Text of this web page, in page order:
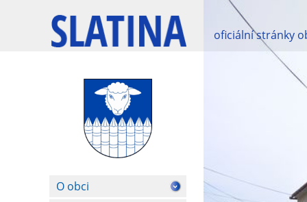
O obci
oficiální stránky